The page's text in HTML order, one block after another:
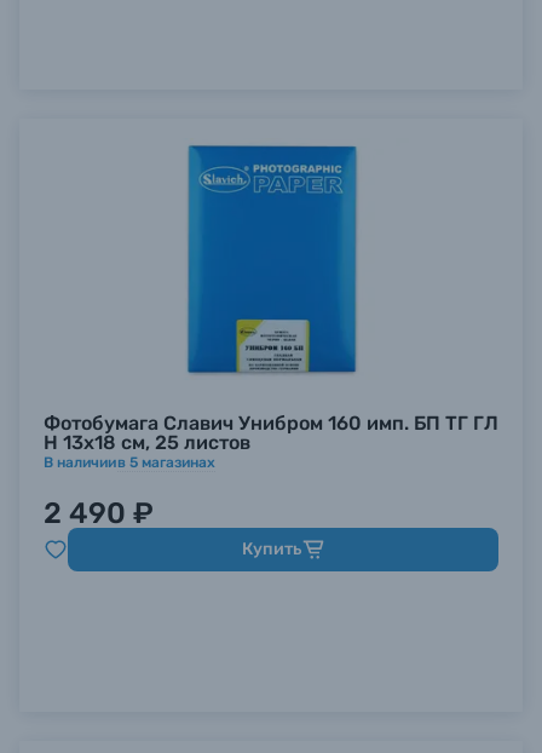
Фотобумага Славич Унибром 160 имп. БП ТГ ГЛ
Н 13х18 см, 25 листов
В наличиив 5 магазинах
2 490 ₽
Купить